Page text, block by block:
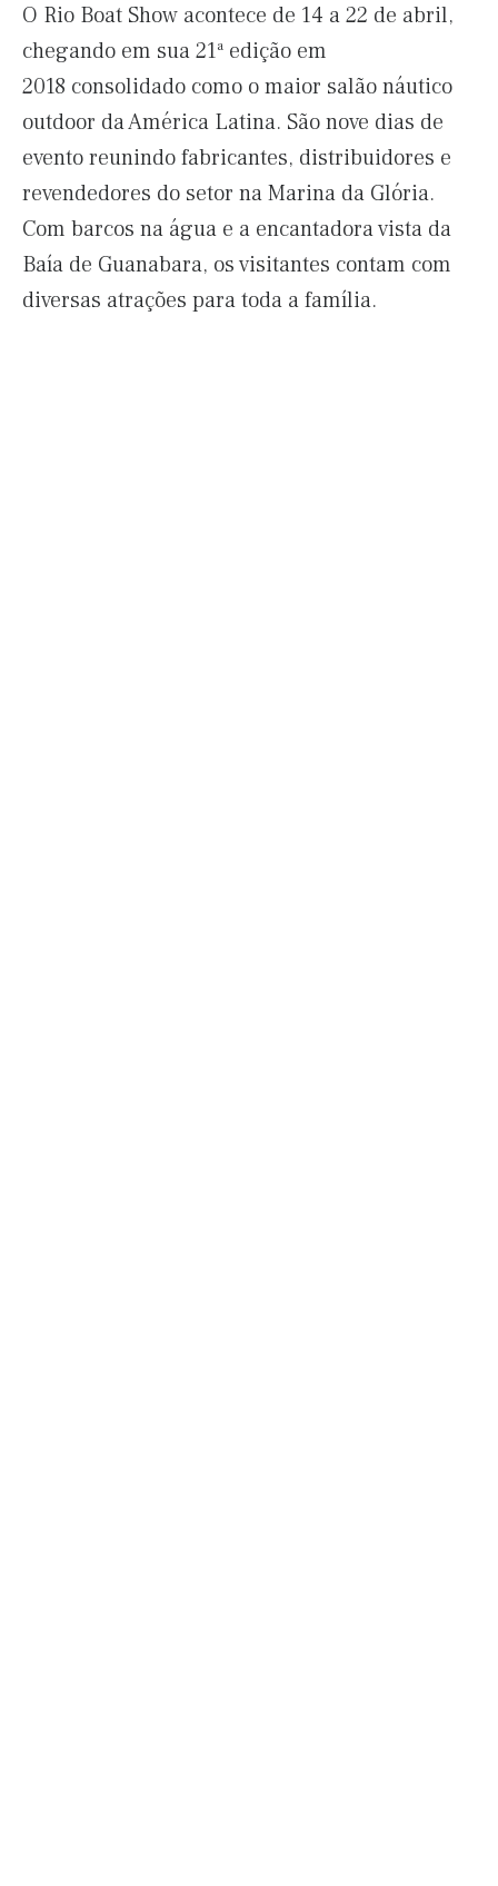
O Rio Boat Show acontece de 14 a 22 de abril,
chegando em sua 21ª edição em
2018 consolidado como o maior salão náutico
outdoor da América Latina. São nove dias de
evento reunindo fabricantes, distribuidores e
revendedores do setor na Marina da Glória.
Com barcos na água e a encantadora vista da
Baía de Guanabara, os visitantes contam com
diversas atrações para toda a família.